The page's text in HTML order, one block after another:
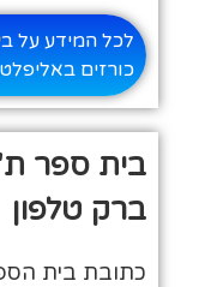
לכל המידע על
כורזים באליפלט
בית ספר
ברק טלפון
כתובת בית